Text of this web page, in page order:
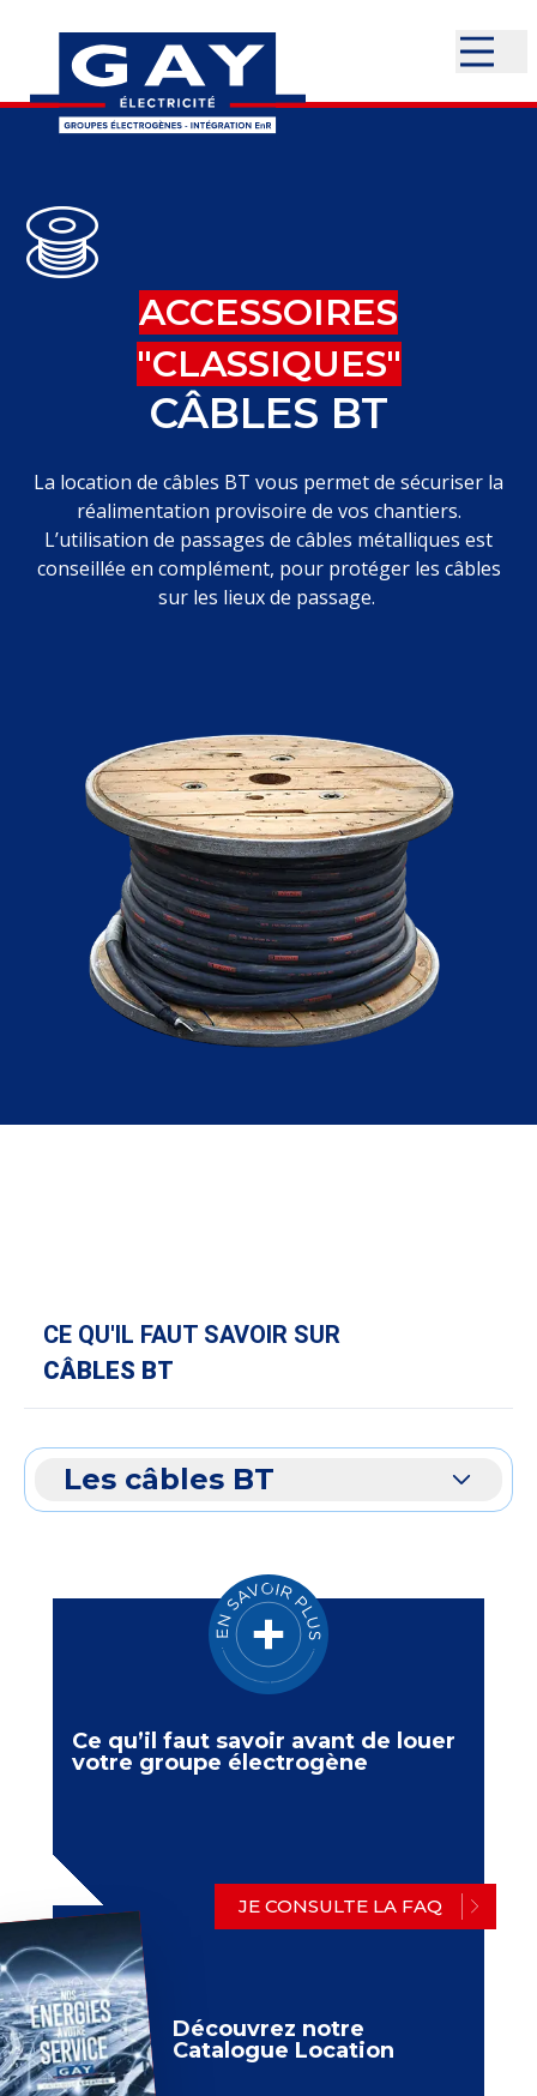
ACCESSOIRES
"CLASSIQUES"
CÂBLES BT
La location de câbles BT vous permet de sécuriser la
réalimentation provisoire de vos chantiers.
L’utilisation de passages de câbles métalliques est
conseillée en complément, pour protéger les câbles
sur les lieux de passage.
CE QU'IL FAUT SAVOIR SUR
CÂBLES BT
Les câbles BT
Ce qu’il faut savoir avant de louer
votre groupe électrogène
JE CONSULTE LA FAQ
Découvrez notre
Catalogue Location